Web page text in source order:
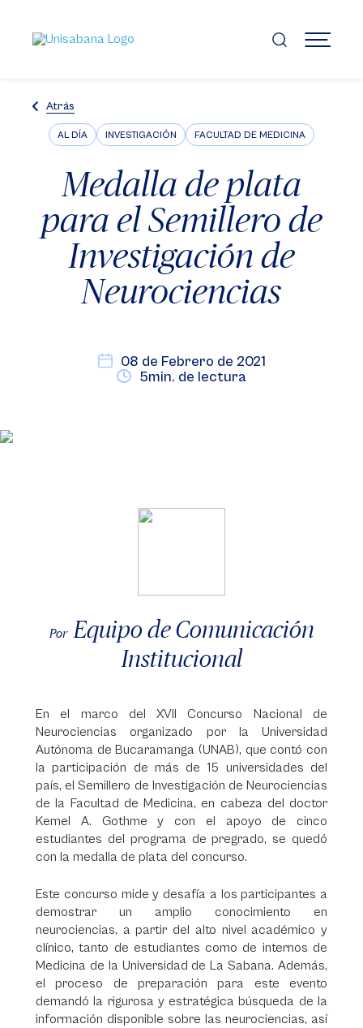
contenido
principal
MENÚ
Atrás
AL DÍA INVESTIGACIÓN FACULTAD DE MEDICINA
Medalla de plata
para el Semillero de
Investigación de
Neurociencias
08 de Febrero de 2021
5min. de lectura
Por Equipo de Comunicación
Institucional
En el marco del XVII Concurso Nacional de
Neurociencias organizado por la Universidad
Autónoma de Bucaramanga (UNAB), que contó con
la participación de más de 15 universidades del
país, el Semillero de Investigación de Neurociencias
de la Facultad de Medicina, en cabeza del doctor
Kemel A. Gothme y con el apoyo de cinco
estudiantes del programa de pregrado, se quedó
con la medalla de plata del concurso.
Este concurso mide y desafía a los participantes a
demostrar un amplio conocimiento en
neurociencias, a partir del alto nivel académico y
clínico, tanto de estudiantes como de internos de
Medicina de la Universidad de La Sabana. Además,
el proceso de preparación para este evento
demandó la rigurosa y estratégica búsqueda de la
información disponible sobre las neurociencias, así